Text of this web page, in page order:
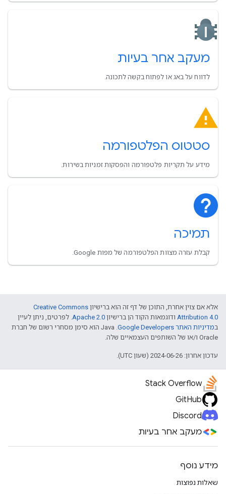
מעקב אחר בעיות
לדווח על באג או לפתוח בקשה לתכונה.
סטטוס הפלטפורמה
מידע על תקריות פלטפורמה והפסקות זמניות בשירות.
תמיכה
קבלת עזרה מצוות הפלטפורמה של מפות Google.
אלא אם צוין אחרת, התוכן של דף זה הוא ברישיון Creative Commons
Attribution 4.0 ודוגמאות הקוד הן ברישיון Apache 2.0. לפרטים, ניתן לעיין
במדיניות האתר Google Developers‏
.‏ Java הוא סימן מסחרי רשום של חברת
Oracle ו/או של השותפים העצמאיים שלה.
עדכון אחרון: 2024-06-26 (שעון UTC).
Stack Overflow
GitHub
Discord
מעקב אחר בעיות
מידע נוסף
שאלות נפוצות